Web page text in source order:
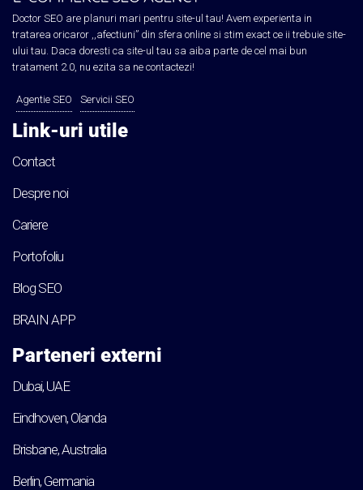
Doctor SEO are planuri mari pentru site-ul tau! Avem experienta in
tratarea oricaror ,,afectiuni” din sfera online si stim exact ce ii trebuie site-
ului tau. Daca doresti ca site-ul tau sa aiba parte de cel mai bun
tratament 2.0, nu ezita sa ne contactezi!
Agentie SEO Servicii SEO
Link-uri utile
Contact
Despre noi
Cariere
Portofoliu
Blog SEO
BRAIN APP
Parteneri externi
Dubai, UAE
Eindhoven, Olanda
Brisbane, Australia
Berlin, Germania